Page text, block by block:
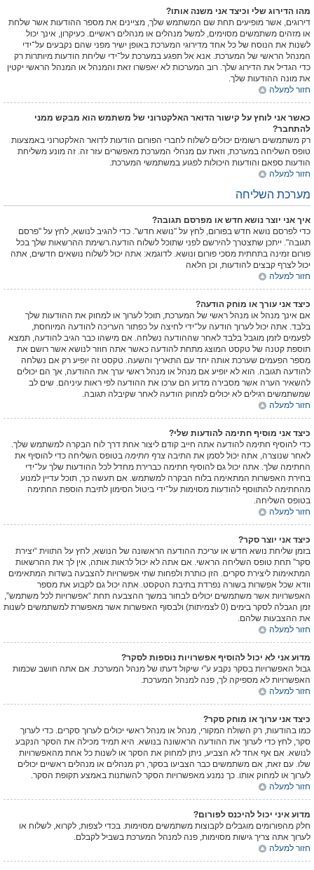
מהו הדירוג שלי וכיצד אני משנה אותו?
דירוגים, אשר מופיעים תחת שם המשתמש שלך, מציינים את מספר ההודעות אשר שלחת
או מזהים משתמשים מסוימים, למשל מנהלים או מנהלים ראשיים. כעיקרון, אינך יכול
לשנות את הנוסח של כל אחד מדירוגי המערכת באופן ישיר מפני שהם נקבעים על־ידי
המנהל הראשי של המערכת. אנא אל תפגע במערכת על־ידי שליחת הודעות מיותרות רק
כדי הגדיל את הדירוג שלך. רוב המערכות לא יאפשרו זאת והמנהל או המנהל הראשי יקטין
את מונה ההודעות שלך.
חזור למעלה
כאשר אני לוחץ על קישור הדואר האלקטרוני של משתמש הוא מבקש ממני
להתחבר?
רק משתמשים רשומים יכולים לשלוח לחברי הפורום הודעות לדואר האלקטרוני באמצעות
טופס השליחה במערכת, וזאת עם מנהלי המערכת מאפשרים עזר זה. זה מונע משליחת
הודעות ספאם והודעות היכולות לפגוע במשתמשי המערכת.
חזור למעלה
מערכת השליחה
איך אני יוצר נושא חדש או מפרסם תגובה?
כדי לפרסם נושא חדש בפורום, לחץ על "נושא חדש". כדי להגיב לנושא, לחץ על "פרסם
תגובה". ייתכן שתצטרך להירשם לפני שתוכל לשלוח הודעה.רשימת ההרשאות שלך בכל
פורום זמינה בתחתית מסכי פורום ונושא. לדוגמא: אתה יכול לשלוח נושאים חדשים, אתה
יכול לצרף קבצים להודעות, וכן הלאה
חזור למעלה
כיצד אני עורך או מוחק הודעה?
אם אינך מנהל או מנהל ראשי של המערכת, תוכל לערוך או למחוק את ההודעות שלך
בלבד. אתה יכול לערוך הודעה על־ידי לחיצה על כפתור העריכה להודעה המיוחסת,
לפעמים לזמן מוגבל בלבד לאחר שההודעה נשלחה. אם מישהו כבר הגיב להודעה, תמצא
תוספת קטנה של טקסט המוצג מתחת להודעה כאשר אתה חוזר לנושא אשר רושם את
מספר הפעמים שערכת אותה יחד עם התאריך והשעה. טקסט זה יופיע רק אם נשלחה
להודעה תגובה. הוא לא יופיע אם מנהל או מנהל ראשי ערך את ההודעה, אך הם יכולים
להשאיר הערה אשר מסבירה מדוע הם ערכו את ההודעה לפי ראות עיניהם. שים לב
שמשתמשים רגילים לא יכולים למחוק הודעה לאחר שקיבלה תגובה.
חזור למעלה
כיצד אני מוסיף חתימה להודעות שלי?
כדי להוסיף חתימה להודעה אתה חייב קודם ליצור אחת דרך לוח הבקרה למשתמש שלך.
לאחר שנוצרה, אתה יכול לסמן את התיבה צרף חתימה בטופס השליחה כדי להוסיף את
החתימה שלך. אתה יכול גם להוסיף חתימה כברירת מחדל לכל ההודעות שלך על־ידי
בחירת האפשרות המתאימה בלוח הבקרה למשתמש. אם תעשה כך, תוכל עדיין למנוע
מהחתימה להתווסף להודעות מסוימות על־ידי ביטול הסימון לתיבת הוספת החתימה
בטופס השליחה.
חזור למעלה
כיצד אני יוצר סקר?
בזמן שליחת נושא חדש או עריכת ההודעה הראשונה של הנושא, לחץ על התווית “יצירת
סקר” תחת טופס השליחה הראשי. אם אתה לא יכול לראות אותה, אין לך את ההרשאות
המתאימות ליצירת סקרים. הזן כותרת ולפחות שתי אפשרויות להצבעה בשדות המתאימים
וודא שכל אפשרות בשורה נפרדת בתיבת הטקסט. אתה יכול גם לקבוע את מספר
האפשרויות אשר משתמשים יכולים לבחור במשך ההצבעה תחת “אפשרויות לכל משתמש”,
זמן הגבלה לסקר בימים (0 לצמיתות) ולבסוף האפשרות אשר מאפשרת למשתמשים לשנות
את ההצבעות שלהם.
חזור למעלה
מדוע אני לא יכול להוסיף אפשרויות נוספות לסקר?
גבול האפשרויות בסקר נקבע ע"י שיקול דעתו של מנהל המערכת. אם אתה חושב שכמות
האפשרויות לא מספיקה לך, פנה למנהל המערכת.
חזור למעלה
כיצד אני ערוך או מוחק סקר?
כמו בהודעות, רק השולח המקורי, מנהל או מנהל ראשי יכולים לערוך סקרים. כדי לערוך
סקר, לחץ כדי לערוך את ההודעה הראשונה בנושא. היא תמיד מכילה את הסקר הנקבע
לנושא. אם אף אחד לא הצביע, ניתן למחוק את הסקר או לשנות כל אחת מהאפשרויות
שלו. עם זאת, אם משתמשים כבר הצביעו בסקר, רק מנהלים או מנהלים ראשיים יכולים
לערוך או למחוק אותו. כך נמנע מאפשרויות הסקר להשתנות באמצע תקופת הסקר.
חזור למעלה
מדוע איני יכול להיכנס לפורום?
חלק מהפורומים מוגבלים לקבוצות משתמשים מסוימות. בכדי לצפות, לקרוא, לשלוח או
לערוך אתה צריך גישות מסוימות, פנה למנהל המערכת בשביל לקבלם.
חזור למעלה